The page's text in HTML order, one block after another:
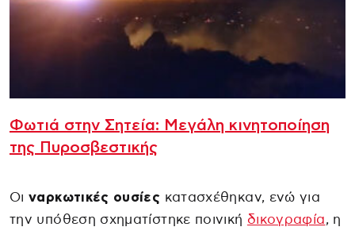
Φωτιά στην Σητεία: Μεγάλη κινητοποίηση
της Πυροσβεστικής
Οιναρκωτικές ουσίες κατασχέθηκαν, ενώ για
την υπόθεση σχηματίστηκε ποινική δικογραφία, η